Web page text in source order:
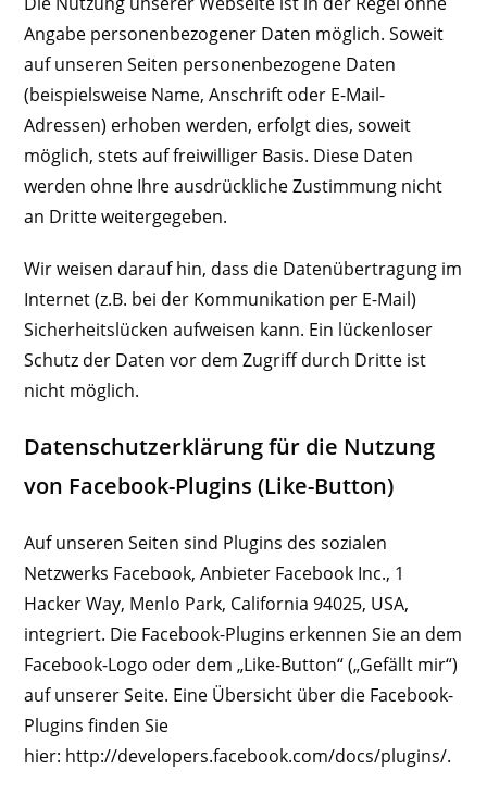
Angabe personenbezogener Daten möglich. Soweit
auf unseren Seiten personenbezogene Daten
(beispielsweise Name, Anschrift oder E-Mail-
Adressen) erhoben werden, erfolgt dies, soweit
möglich, stets auf freiwilliger Basis. Diese Daten
werden ohne Ihre ausdrückliche Zustimmung nicht
an Dritte weitergegeben.
Wir weisen darauf hin, dass die Datenübertragung im
Internet (z.B. bei der Kommunikation per E-Mail)
Sicherheitslücken aufweisen kann. Ein lückenloser
Schutz der Daten vor dem Zugriff durch Dritte ist
nicht möglich.
Datenschutzerklärung für die Nutzung
von Facebook-Plugins (Like-Button)
Auf unseren Seiten sind Plugins des sozialen
Netzwerks Facebook, Anbieter Facebook Inc., 1
Hacker Way, Menlo Park, California 94025, USA,
integriert. Die Facebook-Plugins erkennen Sie an dem
Facebook-Logo oder dem „Like-Button“ („Gefällt mir“)
auf unserer Seite. Eine Übersicht über die Facebook-
Plugins finden Sie
hier: http://developers.facebook.com/docs/plugins/.